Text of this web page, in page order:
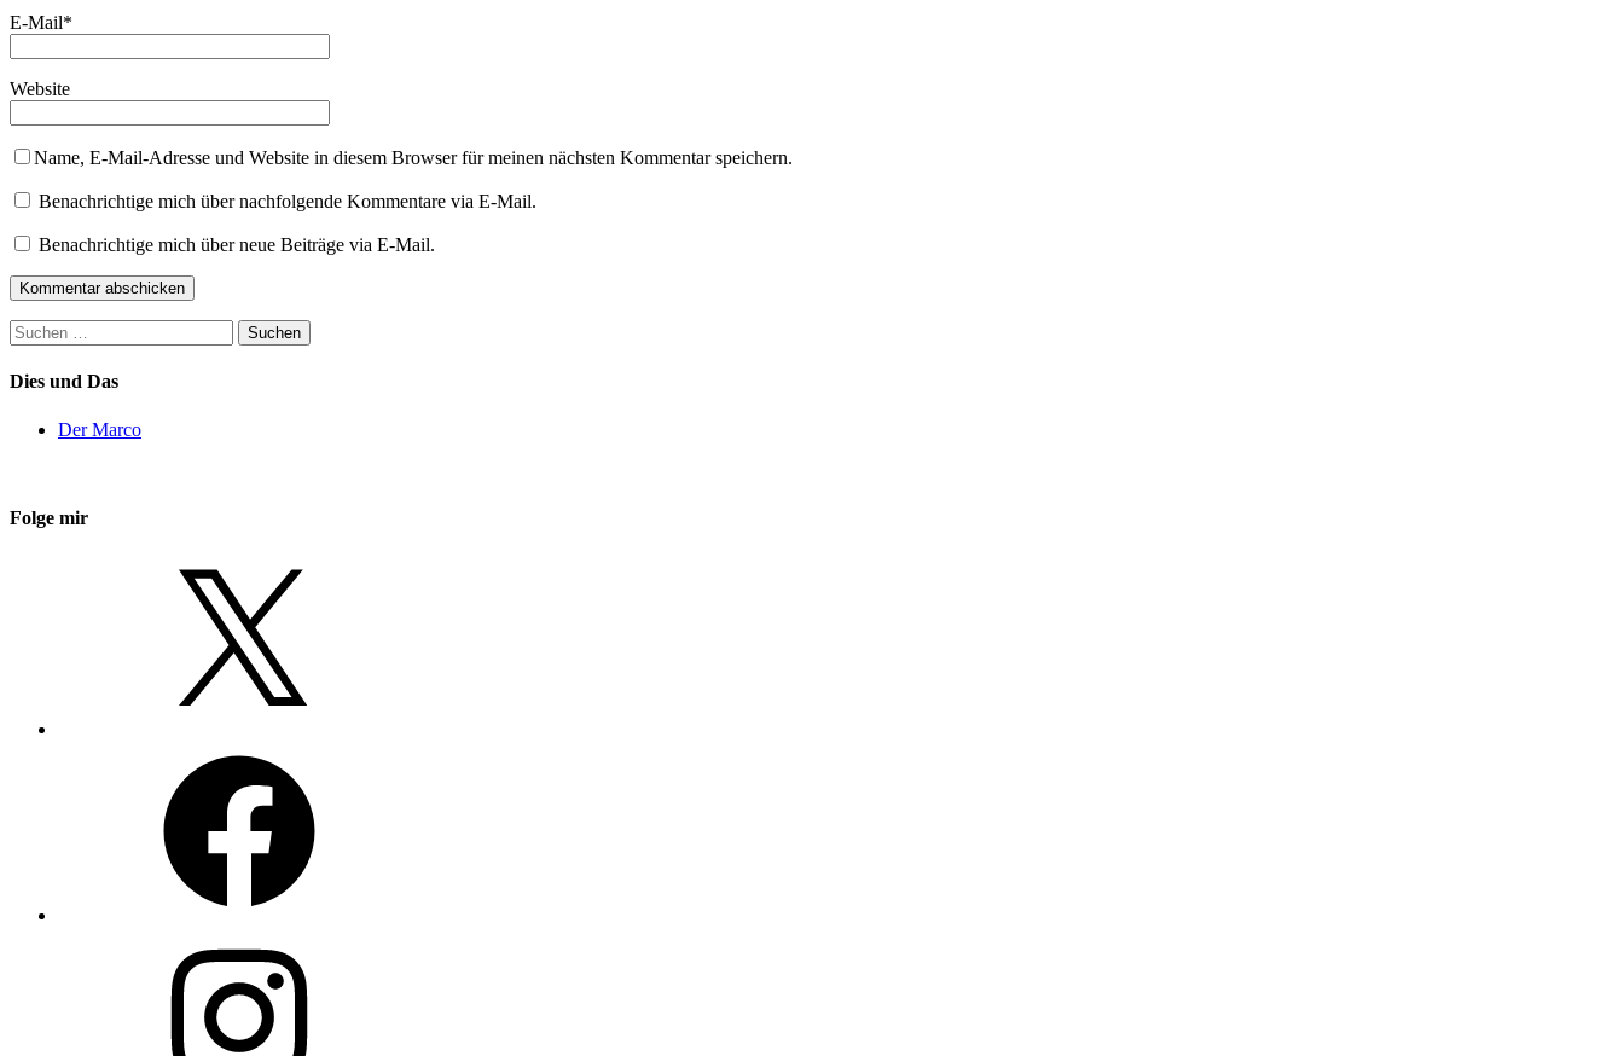
E-Mail*
Website
Name, E-Mail-Adresse und Website in diesem Browser für meinen nächsten Kommentar speichern.
Benachrichtige mich über nachfolgende Kommentare via E-Mail.
Benachrichtige mich über neue Beiträge via E-Mail.
Suchen
nach:
Dies und Das
Der Marco
Folge mir